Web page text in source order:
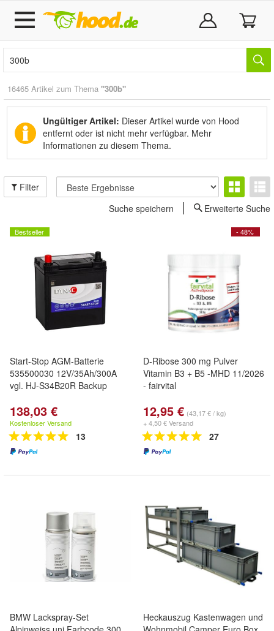
16465 Artikel zum Thema "300b"
Ungültiger Artikel: Dieser Artikel wurde von Hood
entfernt oder ist nicht mehr verfügbar. Mehr
Informationen zu diesem Thema.
Filter
Suche speichern
Erweiterte Suche
Bestseller
Start-Stop AGM-Batterie
535500030 12V/35Ah/300A
vgl. HJ-S34B20R Backup
138,03 €
Kostenloser Versand
13
- 48%
D-Ribose 300 mg Pulver
Vitamin B3 + B5 -MHD 11/2026
- fairvital
12,95 € (43,17 € / kg)
+ 4,50 € Versand
27
BMW Lackspray-Set
Heckauszug Kastenwagen und